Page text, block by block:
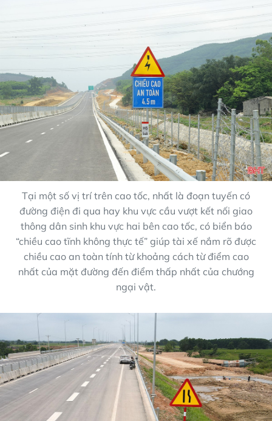
Tại một số vị trí trên cao tốc, nhất là đoạn tuyến có
đường điện đi qua hay khu vực cầu vượt kết nối giao
thông dân sinh khu vực hai bên cao tốc, có biển báo
“chiều cao tĩnh không thực tế” giúp tài xế nắm rõ được
chiều cao an toàn tính từ khoảng cách từ điểm cao
nhất của mặt đường đến điểm thấp nhất của chướng
ngại vật.